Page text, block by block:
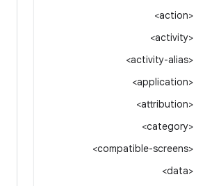
<action>
<activity>
<activity-alias>
<application>
<attribution>
<category>
<compatible-screens>
<data>